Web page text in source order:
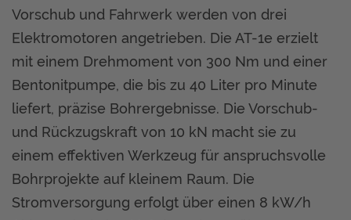
Vorschub und Fahrwerk werden von drei
Elektromotoren angetrieben. Die AT-1e erzielt
mit einem Drehmoment von 300 Nm und einer
Bentonitpumpe, die bis zu 40 Liter pro Minute
liefert, präzise Bohrergebnisse. Die Vorschub-
und Rückzugskraft von 10 kN macht sie zu
einem effektiven Werkzeug für anspruchsvolle
Bohrprojekte auf kleinem Raum. Die
Stromversorgung erfolgt über einen 8 kW/h